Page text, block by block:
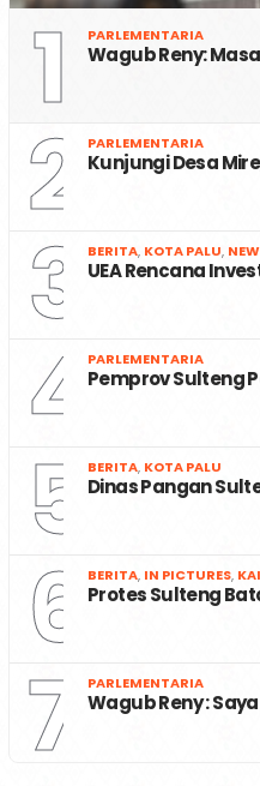
1 PARLEMENTARIA
Wagub Reny:
2 PARLEMENTARIA
Kunjungi Desa
3 BERITA, KOTA PALU,
UEA Rencana
4 PARLEMENTARIA
Pemprov Sulteng
5 BERITA, KOTA PALU
Dinas Pangan
6 BERITA, IN PICTURES,
Protes Sulteng
7 PARLEMENTARIA
Wagub Reny :